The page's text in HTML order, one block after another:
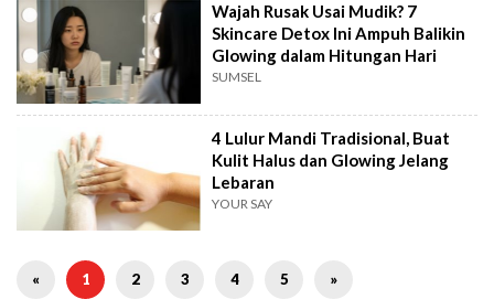
Wajah Rusak Usai Mudik? 7
Skincare Detox Ini Ampuh Balikin
Glowing dalam Hitungan Hari
SUMSEL
4 Lulur Mandi Tradisional, Buat
Kulit Halus dan Glowing Jelang
Lebaran
YOUR SAY
« 1 2 3 4 5 »